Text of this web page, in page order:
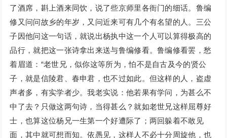
了酒席，斟上酒来同饮，说了些京师里各衙门的细话。鲁编
修又问问故乡的年岁，又问近来可有几个有名望的人。三公
子因他问这一句话，就说出杨执中这一个人可以算得极高的
品行，就把这一张诗拿出来送与鲁编修看。鲁编修看罢，愁
着眉道：“老世兄，似你这等所为，怕不是自古及今的贤公
子，就是信陵君、春申君，也不过如此。但这样的人，盗虚
声者多，有实学者少。我老实说：他若果有学问，为甚么不
中了去？只做这两句诗，当得甚么？就如老世兄这样屈尊好
士，也算这位杨兄一生第一个好遭际了；两回躲着不敢见
面，其中就可想而知。依愚见，这样人不必十分周旋他，也